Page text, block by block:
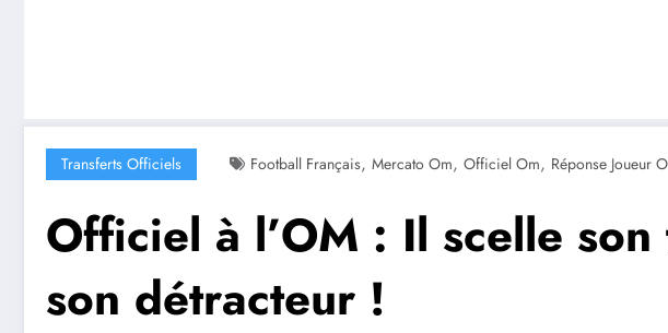
Transferts Officiels Football Français, Mercato Om, Officiel Om, Réponse Joueur
Officiel à l’OM : Il scelle
son détracteur !